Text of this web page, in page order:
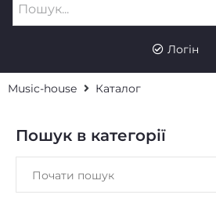
Логін
Music-house Каталог
Пошук в категорії